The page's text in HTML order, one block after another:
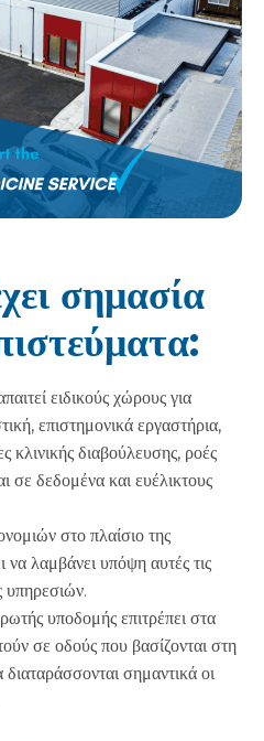
σημασία
ειδικούς χώρους για
επιστημονικά εργαστήρια,
κλινικής διαβούλευσης, ροές
σε δεδομένα και ευέλικτους
στο πλαίσιο της
να λαμβάνει υπόψη αυτές τις
υπηρεσιών.
υποδομής επιτρέπει στα
σε οδούς που βασίζονται στη
διαταράσσονται σημαντικά οι